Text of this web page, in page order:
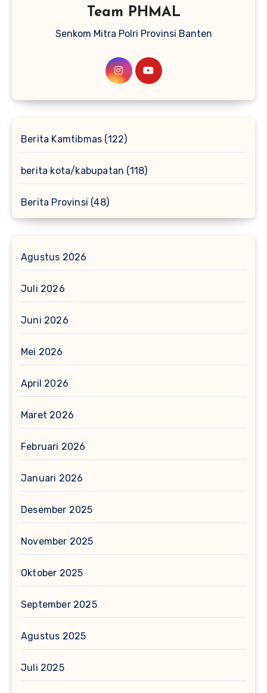
Team PHMAL
Senkom Mitra Polri Provinsi Banten
Berita Kamtibmas (122)
berita kota/kabupatan (118)
Berita Provinsi (48)
Agustus 2026
Juli 2026
Juni 2026
Mei 2026
April 2026
Maret 2026
Februari 2026
Januari 2026
Desember 2025
November 2025
Oktober 2025
September 2025
Agustus 2025
Juli 2025